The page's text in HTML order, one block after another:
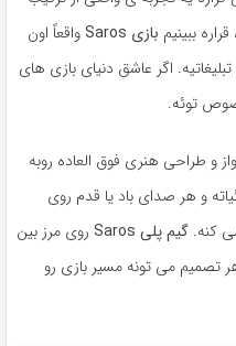
ببینیم بازی Saros
واقعاً اون
اگر عاشق دنیای بازی های
توئه.
و طراحی هنری فوق العاده روبه
و هر صدای باد یا قدم روی
کنه. گیم پلی Saros
روی مرز بین
می تونه مسیر بازی رو